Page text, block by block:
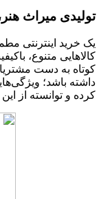
تولیدی میراث
یک خرید اینترنتی
کالاهایی متنوع،
کوتاه به دست
داشته باشد؛
کرده و توانسته از